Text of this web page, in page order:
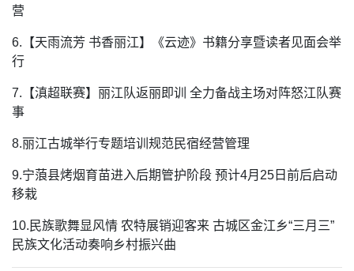
营
6.【天雨流芳 书香丽江】《云迹》书籍分享暨读者见面会举
行
7.【滇超联赛】丽江队返丽即训 全力备战主场对阵怒江队赛
事
8.丽江古城举行专题培训规范民宿经营管理
9.宁蒗县烤烟育苗进入后期管护阶段 预计4月25日前后启动
移栽
10.民族歌舞显风情 农特展销迎客来 古城区金江乡“三月三”
民族文化活动奏响乡村振兴曲